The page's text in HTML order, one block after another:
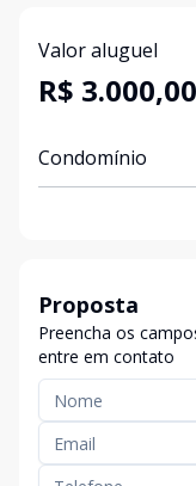
Valor aluguel
R$ 3.000,00
Condomínio
Proposta
Preencha os
entre em contato